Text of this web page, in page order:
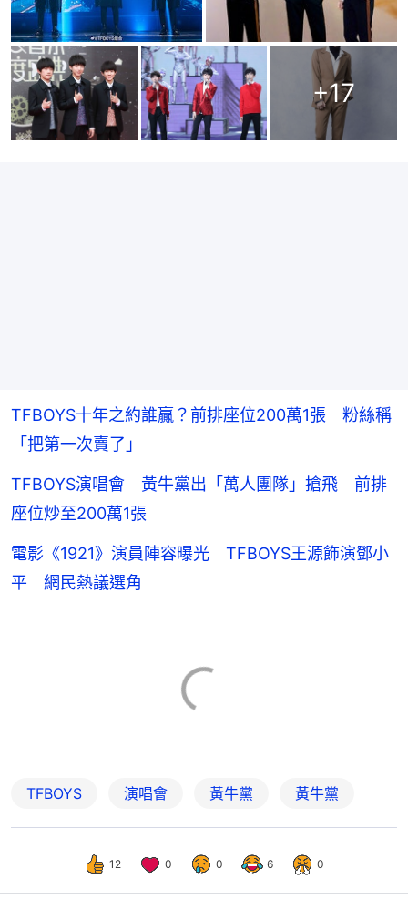
+17
TFBOYS十年之約誰贏？前排座位200萬1張 粉絲稱
「把第一次賣了」
TFBOYS演唱會 黃牛黨出「萬人團隊」搶飛 前排
座位炒至200萬1張
電影《1921》演員陣容曝光 TFBOYS王源飾演鄧小
平 網民熱議選角
TFBOYS 演唱會 黃牛黨 黃牛黨
12 0 0 6 0